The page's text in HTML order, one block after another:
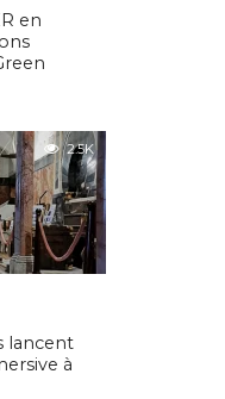
en
2.5K
lancent
à